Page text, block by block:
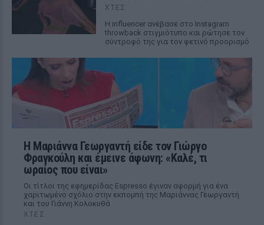
ΧΤΕΣ
Η influencer ανέβασε στο Instagram
throwback στιγμιότυπο και ρώτησε τον
σύντροφό της για τον φετινό προορισμό
Η Μαριάννα Γεωργαντή είδε τον Γιώργο
Φραγκούλη και έμεινε άφωνη: «Καλέ, τι
ωραίος που είναι»
Οι τίτλοι της εφημερίδας Espresso έγιναν αφορμή για ένα
χαριτωμένο σχόλιο στην εκπομπή της Μαριάννας Γεωργαντή
και του Γιάννη Κολοκυθά
ΧΤΕΣ